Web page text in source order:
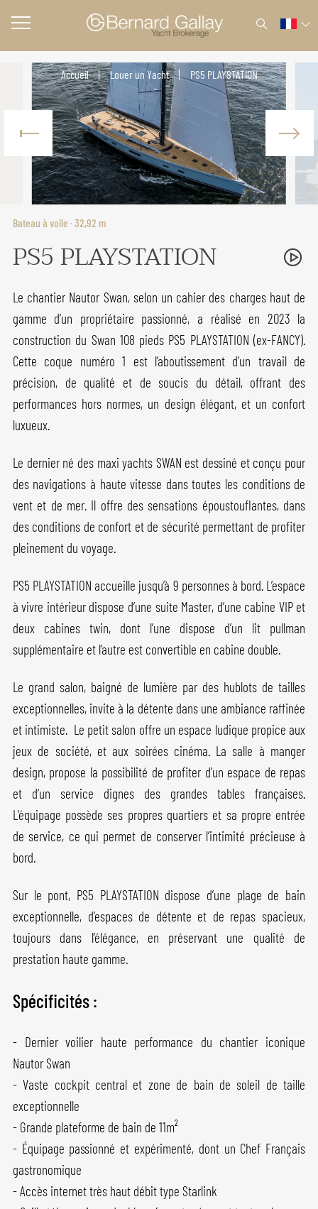
Accueil Louer un Yacht PS5 PLAYSTATION
Bateau à voile · 32,92 m
PS5 PLAYSTATION
Le chantier Nautor Swan, selon un cahier des charges haut de
gamme d’un propriétaire passionné, a réalisé en 2023 la
construction du Swan 108 pieds PS5 PLAYSTATION (ex-FANCY).
Cette coque numéro 1 est l’aboutissement d’un travail de
précision, de qualité et de soucis du détail, offrant des
performances hors normes, un design élégant, et un confort
luxueux.
Le dernier né des maxi yachts SWAN est dessiné et conçu pour
des navigations à haute vitesse dans toutes les conditions de
vent et de mer. Il offre des sensations époustouflantes, dans
des conditions de confort et de sécurité permettant de profiter
pleinement du voyage.
PS5 PLAYSTATION accueille jusqu’à 9 personnes à bord. L’espace
à vivre intérieur dispose d’une suite Master, d’une cabine VIP et
deux cabines twin, dont l’une dispose d’un lit pullman
supplémentaire et l’autre est convertible en cabine double.
Le grand salon, baigné de lumière par des hublots de tailles
exceptionnelles, invite à la détente dans une ambiance raffinée
et intimiste. Le petit salon offre un espace ludique propice aux
jeux de société, et aux soirées cinéma. La salle à manger
design, propose la possibilité de profiter d’un espace de repas
et d’un service dignes des grandes tables françaises.
L’équipage possède ses propres quartiers et sa propre entrée
de service, ce qui permet de conserver l’intimité précieuse à
bord.
Sur le pont, PS5 PLAYSTATION dispose d’une plage de bain
exceptionnelle, d’espaces de détente et de repas spacieux,
toujours dans l’élégance, en préservant une qualité de
prestation haute gamme.
Spécificités :
- Dernier voilier haute performance du chantier iconique
Nautor Swan
- Vaste cockpit central et zone de bain de soleil de taille
exceptionnelle
- Grande plateforme de bain de 11m²
- Équipage passionné et expérimenté, dont un Chef Français
gastronomique
- Accès internet très haut débit type Starlink